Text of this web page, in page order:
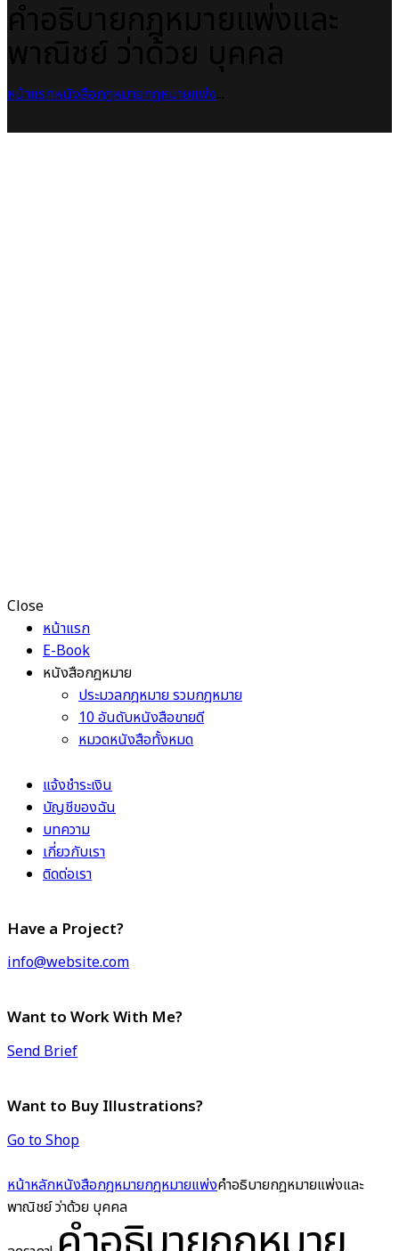
หน้าแรกหนังสือกฎหมายกฎหมายแพ่ง
Close
หน้าแรก
E-Book
หนังสือกฎหมาย
ประมวลกฎหมาย รวมกฎหมาย
10 อันดับหนังสือขายดี
หมวดหนังสือทั้งหมด
แจ้งชำระเงิน
บัญชีของฉัน
บทความ
เกี่ยวกับเรา
ติดต่อเรา
Have a Project?
info@website.com
Want to Work With Me?
Send Brief
Want to Buy Illustrations?
Go to Shop
หน้าหลักหนังสือกฎหมายกฎหมายแพ่งคำอธิบายกฎหมายแพ่งและ
พาณิชย์ ว่าด้วย บุคคล